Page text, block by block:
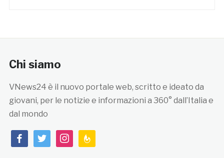
Chi siamo
VNews24 è il nuovo portale web, scritto e ideato da
giovani, per le notizie e informazioni a 360° dall’Italia e
dal mondo
facebooktwitterinstagramfeedburner